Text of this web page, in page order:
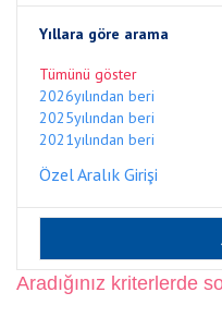
Yıllara göre arama
Tümünü göster
2026yılından beri
2025yılından beri
2021yılından beri
Özel Aralık Girişi
Aradığınız kriterlerde